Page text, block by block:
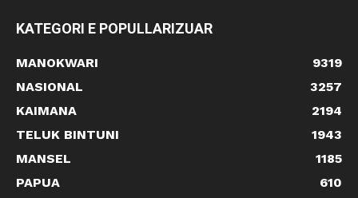
KATEGORI E POPULLARIZUAR
MANOKWARI
9319
NASIONAL
3257
KAIMANA
2194
TELUK BINTUNI
1943
MANSEL
1185
PAPUA
610